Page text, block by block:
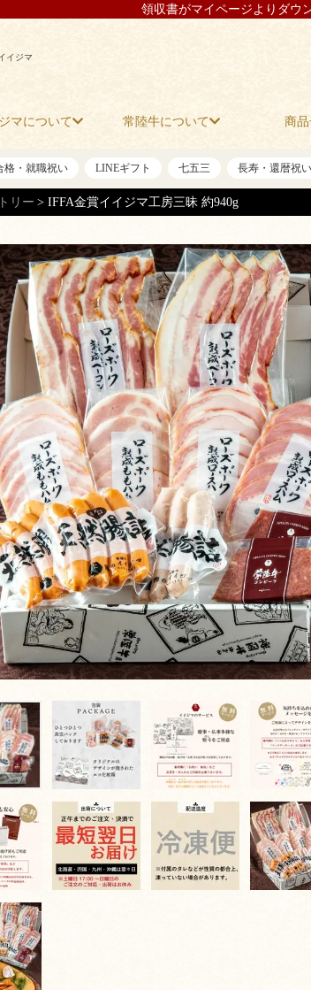
領収書がマイページよりダウ
イジマ
マについて 常陸牛について 商
格・就職祝い LINEギフト 七五三 長寿・還暦祝い
リー IFFA金賞イイジマ工房三昧 約940g